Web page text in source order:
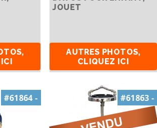
JOUET
AUTRES PHOTOS,
CLIQUEZ ICI
#61864 - #61863 -